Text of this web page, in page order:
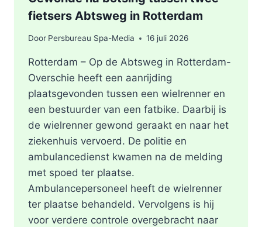
fietsers Abtsweg in Rotterdam
Door Persbureau Spa-Media 16 juli 2026
Rotterdam – Op de Abtsweg in Rotterdam-
Overschie heeft een aanrijding
plaatsgevonden tussen een wielrenner en
een bestuurder van een fatbike. Daarbij is
de wielrenner gewond geraakt en naar het
ziekenhuis vervoerd. De politie en
ambulancedienst kwamen na de melding
met spoed ter plaatse.
Ambulancepersoneel heeft de wielrenner
ter plaatse behandeld. Vervolgens is hij
voor verdere controle overgebracht naar